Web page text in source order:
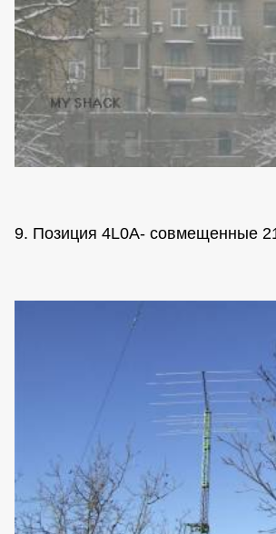
9. Позиция 4L0A- совмещенные